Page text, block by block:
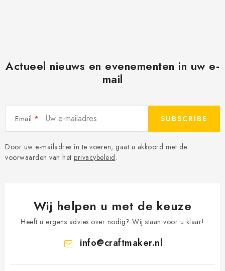
Actueel nieuws en evenementen in uw e-
mail
Email
Door uw e-mailadres in te voeren, gaat u akkoord met de
voorwaarden van het privacybeleid.
SUBSCRIBE
Wij helpen u met de keuze
Heeft u ergens advies over nodig? Wij staan voor u klaar!
info@craftmaker.nl